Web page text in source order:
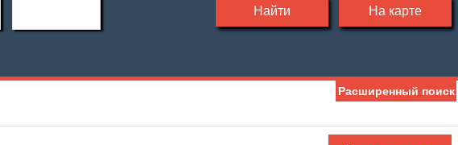
Найти На карте
Обмен
Расширенный поиск